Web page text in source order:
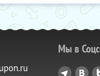
Мы в